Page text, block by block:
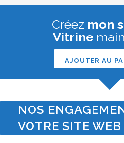
Créez mon
Vitrine
AJOUTER AU
NOS
VOTRE SITE